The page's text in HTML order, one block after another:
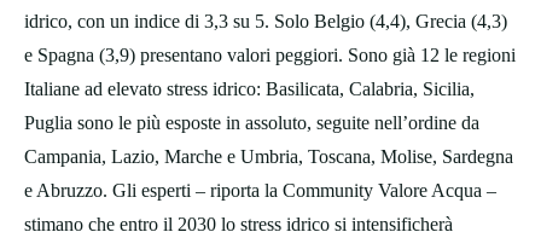
idrico, con un indice di 3,3 su 5. Solo Belgio (4,4), Grecia (4,3)
e Spagna (3,9) presentano valori peggiori. Sono già 12 le regioni
Italiane ad elevato stress idrico: Basilicata, Calabria, Sicilia,
Puglia sono le più esposte in assoluto, seguite nell’ordine da
Campania, Lazio, Marche e Umbria, Toscana, Molise, Sardegna
e Abruzzo. Gli esperti – riporta la Community Valore Acqua –
stimano che entro il 2030 lo stress idrico si intensificherà